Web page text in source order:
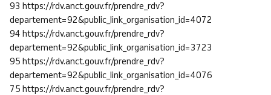
93 https://rdv.anct.gouv.fr/prendre_rdv?
departement=92&public_link_organisation_id=4072
94 https://rdv.anct.gouv.fr/prendre_rdv?
departement=92&public_link_organisation_id=3723
95 https://rdv.anct.gouv.fr/prendre_rdv?
departement=92&public_link_organisation_id=4076
75 https://rdv.anct.gouv.fr/prendre_rdv?